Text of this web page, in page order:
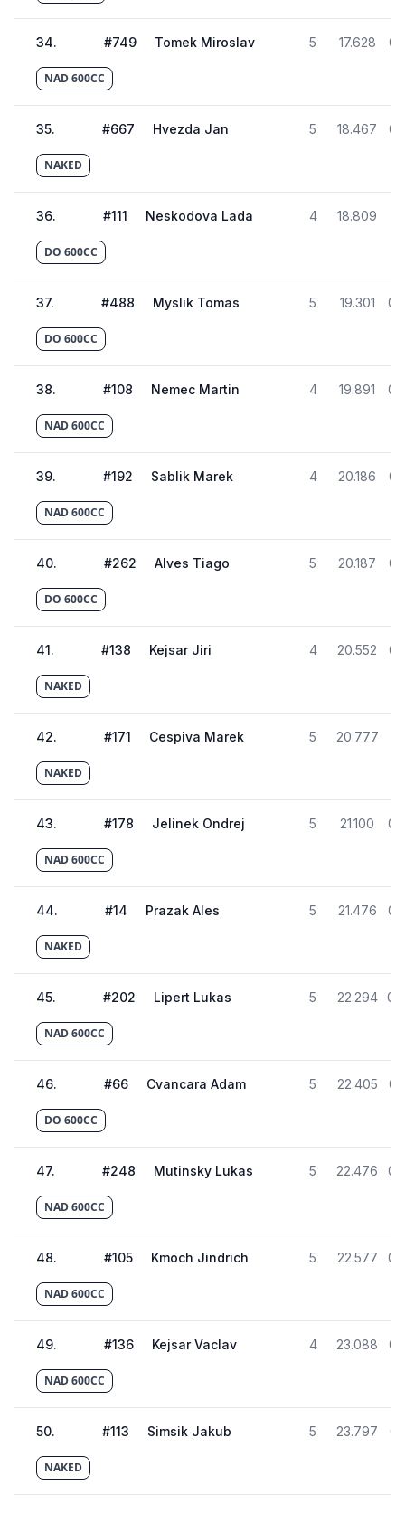
34. #749 Tomek Miroslav 5 17.628
NAD 600CC
35. #667 Hvezda Jan 5 18.467
NAKED
36. #111 Neskodova Lada 4 18.809
DO 600CC
37. #488 Myslik Tomas 5 19.301
DO 600CC
38. #108 Nemec Martin 4 19.891
NAD 600CC
39. #192 Sablik Marek 4 20.186
NAD 600CC
40. #262 Alves Tiago 5 20.187
DO 600CC
41. #138 Kejsar Jiri 4 20.552
NAKED
42. #171 Cespiva Marek 5 20.777
NAKED
43. #178 Jelinek Ondrej 5 21.100
NAD 600CC
44. #14 Prazak Ales 5 21.476
NAKED
45. #202 Lipert Lukas 5 22.294
NAD 600CC
46. #66 Cvancara Adam 5 22.405
DO 600CC
47. #248 Mutinsky Lukas 5 22.476
NAD 600CC
48. #105 Kmoch Jindrich 5 22.577
NAD 600CC
49. #136 Kejsar Vaclav 4 23.088
NAD 600CC
50. #113 Simsik Jakub 5 23.797
NAKED